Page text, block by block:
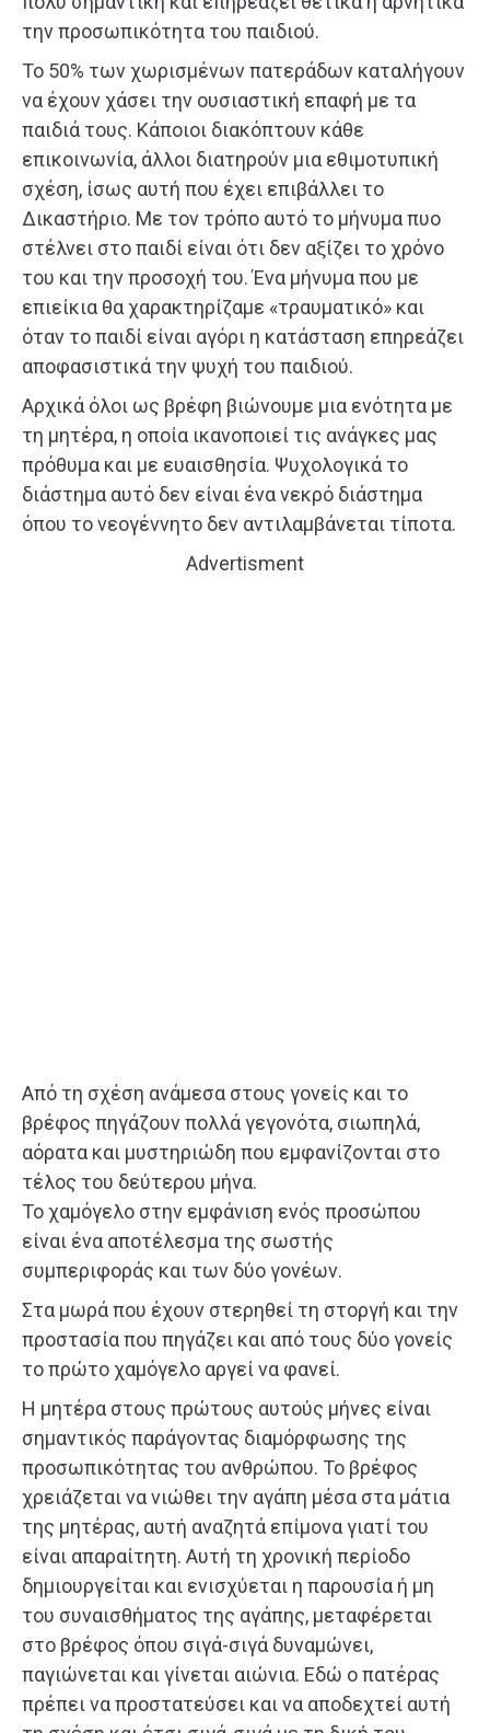
την προσωπικότητα του παιδιού.
Το 50% των χωρισμένων πατεράδων καταλήγουν
να έχουν χάσει την ουσιαστική επαφή με τα
παιδιά τους. Κάποιοι διακόπτουν κάθε
επικοινωνία, άλλοι διατηρούν μια εθιμοτυπική
σχέση, ίσως αυτή που έχει επιβάλλει το
Δικαστήριο. Με τον τρόπο αυτό το μήνυμα πυο
στέλνει στο παιδί είναι ότι δεν αξίζει το χρόνο
του και την προσοχή του. Ένα μήνυμα που με
επιείκια θα χαρακτηρίζαμε «τραυματικό» και
όταν το παιδί είναι αγόρι η κατάσταση επηρεάζει
αποφασιστικά την ψυχή του παιδιού.
Αρχικά όλοι ως βρέφη βιώνουμε μια ενότητα με
τη μητέρα, η οποία ικανοποιεί τις ανάγκες μας
πρόθυμα και με ευαισθησία. Ψυχολογικά το
διάστημα αυτό δεν είναι ένα νεκρό διάστημα
όπου το νεογέννητο δεν αντιλαμβάνεται τίποτα.
Advertisment
Από τη σχέση ανάμεσα στους γονείς και το
βρέφος πηγάζουν πολλά γεγονότα, σιωπηλά,
αόρατα και μυστηριώδη που εμφανίζονται στο
τέλος του δεύτερου μήνα.
Το χαμόγελο στην εμφάνιση ενός προσώπου
είναι ένα αποτέλεσμα της σωστής
συμπεριφοράς και των δύο γονέων.
Στα μωρά που έχουν στερηθεί τη στοργή και την
προστασία που πηγάζει και από τους δύο γονείς
το πρώτο χαμόγελο αργεί να φανεί.
Η μητέρα στους πρώτους αυτούς μήνες είναι
σημαντικός παράγοντας διαμόρφωσης της
προσωπικότητας του ανθρώπου. Το βρέφος
χρειάζεται να νιώθει την αγάπη μέσα στα μάτια
της μητέρας, αυτή αναζητά επίμονα γιατί του
είναι απαραίτητη. Αυτή τη χρονική περίοδο
δημιουργείται και ενισχύεται η παρουσία ή μη
του συναισθήματος της αγάπης, μεταφέρεται
στο βρέφος όπου σιγά-σιγά δυναμώνει,
παγιώνεται και γίνεται αιώνια. Εδώ ο πατέρας
πρέπει να προστατεύσει και να αποδεχτεί αυτή